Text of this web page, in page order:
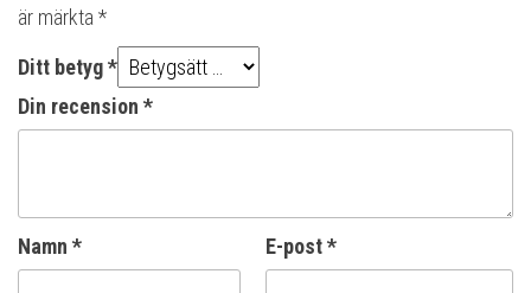
är märkta *
Ditt betyg*
Din recension *
Namn * E-post*